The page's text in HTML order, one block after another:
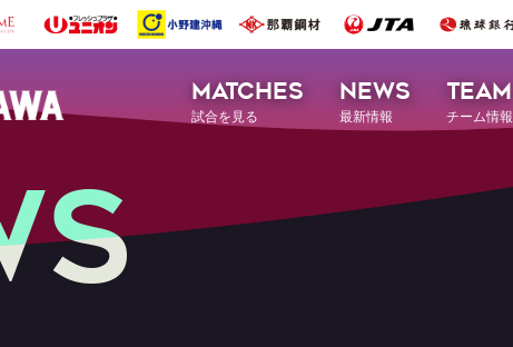
MATCHES
試合を見る
NEWS
最新情報
TEAM
チーム情報